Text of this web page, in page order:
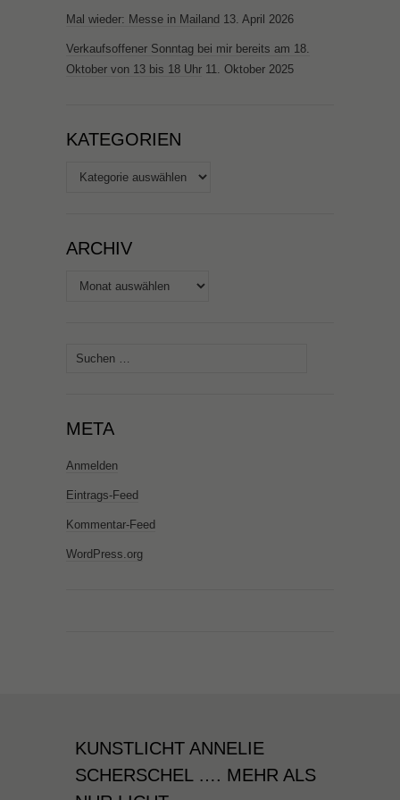
Mal wieder: Messe in Mailand 13. April 2026
Verkaufsoffener Sonntag bei mir bereits am 18.
Oktober von 13 bis 18 Uhr 11. Oktober 2025
KATEGORIEN
Kategorien
ARCHIV
Archiv
Suchen
META
Anmelden
Eintrags-Feed
Kommentar-Feed
WordPress.org
KUNSTLICHT ANNELIE
SCHERSCHEL …. MEHR ALS